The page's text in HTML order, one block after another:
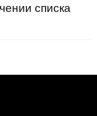
списка